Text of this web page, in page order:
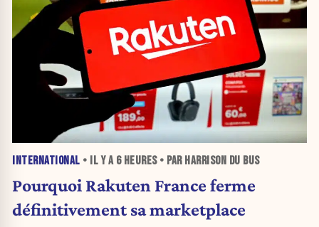
INTERNATIONAL • IL Y A 6 HEURES• PAR HARRISON DU BUS
Pourquoi Rakuten France ferme
définitivement sa marketplace